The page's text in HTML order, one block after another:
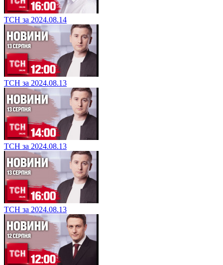
ТСН за 2024.08.14
ТСН за 2024.08.13
ТСН за 2024.08.13
ТСН за 2024.08.13